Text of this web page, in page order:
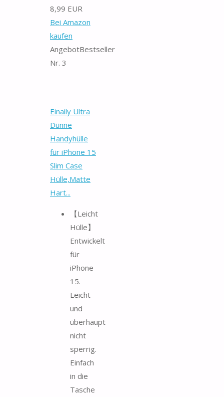
8,99 EUR
Bei Amazon
kaufen
AngebotBestseller
Nr. 3
Einaily Ultra
Dünne
Handyhülle
für iPhone 15
Slim Case
Hülle,Matte
Hart...
【Leicht
Hülle】
Entwickelt
für
iPhone
15.
Leicht
und
überhaupt
nicht
sperrig.
Einfach
in die
Tasche